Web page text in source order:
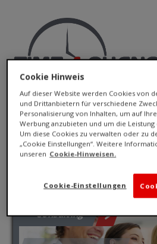
4you
4 Bereiche für einen
Consulting
Cookie Hinweis
Auf dieser Website werden Cookies von
und Drittanbietern für verschiedene
Personalisierung von Inhalten, um auf
Werbung anzubieten und um die
Um diese Cookies zu verwalten oder zu
„Cookie Einstellungen“. Weitere
unseren Cookie-Hinweisen.
Cookie-Einstellungen